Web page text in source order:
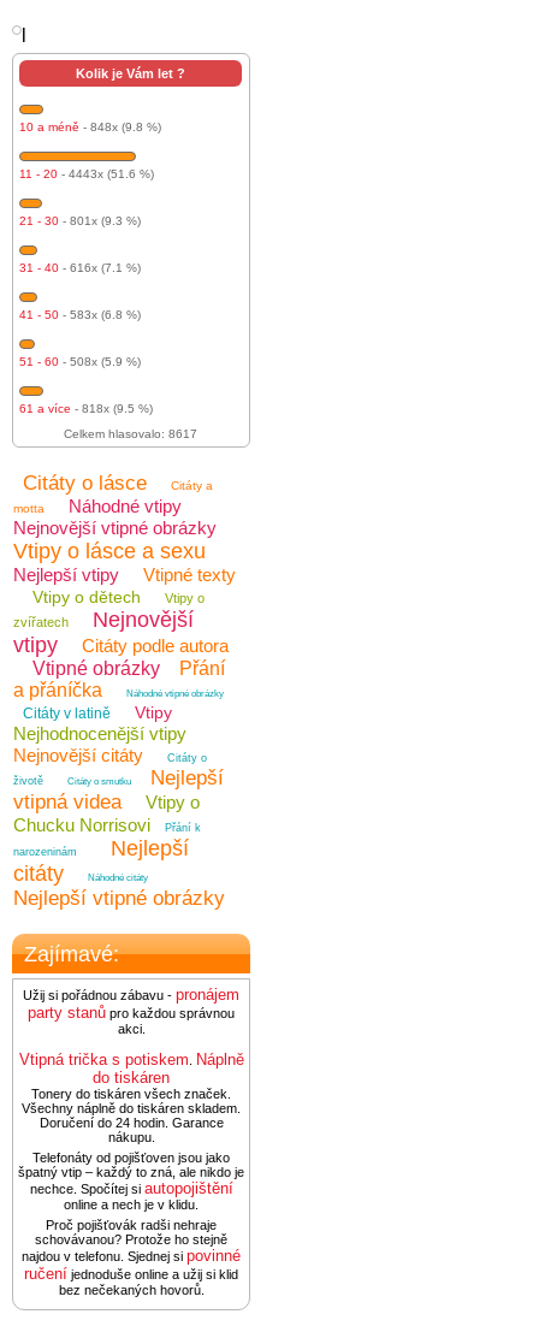
Kolik je Vám let ?
10 a méně - 848x (9.8 %)
11 - 20 - 4443x (51.6 %)
21 - 30 - 801x (9.3 %)
31 - 40 - 616x (7.1 %)
41 - 50 - 583x (6.8 %)
51 - 60 - 508x (5.9 %)
61 a více - 818x (9.5 %)
Celkem hlasovalo: 8617
Citáty o lásce
Citáty a
motta
Náhodné vtipy
Nejnovější vtipné obrázky
Vtipy o lásce a sexu
Nejlepší vtipy Vtipné texty
Vtipy o dětech
Vtipy o
zvířatech
Nejnovější
vtipy
Citáty podle autora
Vtipné obrázky
Přání
a přáníčka
Náhodné vtipné obrázky
Citáty v latině Vtipy
Nejhodnocenější vtipy
Nejnovější citáty
Citáty o
životě
Citáty o smutku
Nejlepší
vtipná videa
Vtipy o
Chucku Norrisovi
Přání k
narozeninám
Nejlepší
citáty
Náhodné citáty
Nejlepší vtipné obrázky
Zajímavé:
Užij si pořádnou zábavu - pronájem
party stanů pro každou správnou
akci.
Vtipná trička s potiskem Náplně
do tiskáren
Tonery do tiskáren všech značek.
Všechny náplně do tiskáren skladem.
Doručení do 24 hodin. Garance
nákupu.
Telefonáty od pojišťoven jsou jako
špatný vtip – každý to zná, ale nikdo je
nechce. Spočítej si autopojištění
online a nech je v klidu.
Proč pojišťovák radši nehraje
schovávanou? Protože ho stejně
najdou v telefonu. Sjednej si povinné
ručení jednoduše online a užij si klid
bez nečekaných hovorů.